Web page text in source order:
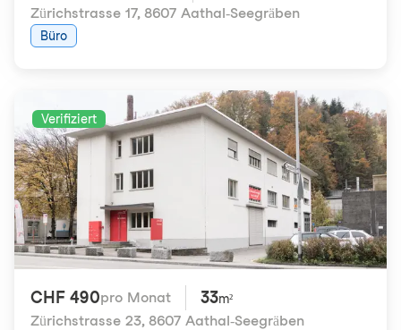
Zürichstrasse 17, 8607 Aathal-Seegräben
Büro
Verifiziert
CHF 490pro Monat 33m²
Zürichstrasse 23, 8607 Aathal-Seegräben